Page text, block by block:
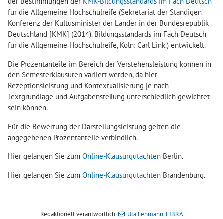
für die Allgemeine Hochschulreife (Sekretariat der Ständigen
Konferenz der Kultusminister der Länder in der Bundesrepublik
Deutschland [KMK] (2014). Bildungsstandards im Fach Deutsch
für die Allgemeine Hochschulreife, Köln: Carl Link.) entwickelt.
Die Prozentanteile im Bereich der Verstehensleistung können in
den Semesterklausuren variiert werden, da hier
Rezeptionsleistung und Kontextualisierung je nach
Textgrundlage und Aufgabenstellung unterschiedlich gewichtet
sein können.
Für die Bewertung der Darstellungsleistung gelten die
angegebenen Prozentanteile verbindlich.
Hier gelangen Sie zum Online-Klausurgutachten Berlin.
Hier gelangen Sie zum Online-Klausurgutachten Brandenburg.
Redaktionell verantwortlich: Uta Lehmann, LIBRA